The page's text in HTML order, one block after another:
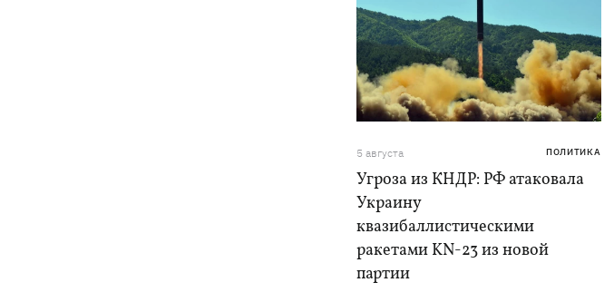
5 августа ПОЛИТИКА
Угроза из КНДР: РФ атаковала
Украину
квазибаллистическими
ракетами KN-23 из новой
партии